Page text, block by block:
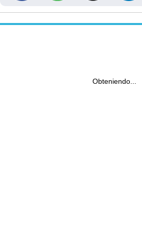
Obteniendo...